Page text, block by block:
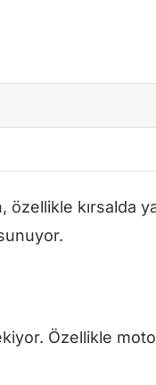
kırsalda
Özellikle